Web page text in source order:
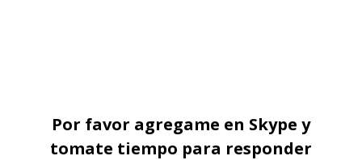
Por favor agregame en Skype y
tomate tiempo para responder